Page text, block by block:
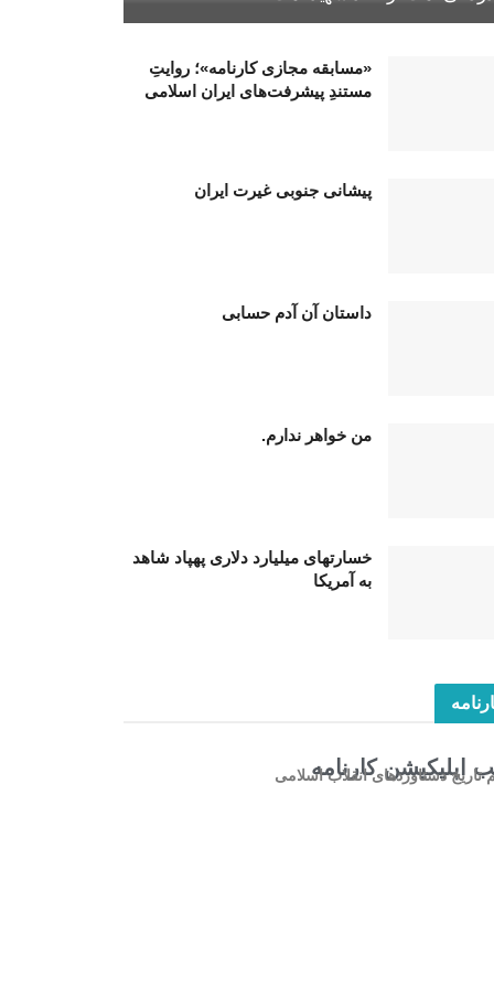
«مسابقه مجازی کارنامه»؛ روایتِ
مستندِ پیشرفت‌های ایران اسلامی
پیشانی جنوبی غیرت ایران
داستان آن آدم حسابی
من خواهر ندارم.
خسارتهای میلیارد دلاری پهپاد شاهد
به آمریکا
اپلیکیشن کارنامه
تاریخ دستاوردهای انقلاب اسلامی